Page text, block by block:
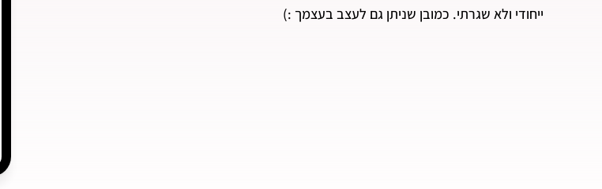
ייחודי ולא שגרתי. כמובן שניתן גם לעצב בעצמך :)